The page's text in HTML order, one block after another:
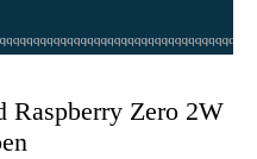
Raspberry Zero 2W